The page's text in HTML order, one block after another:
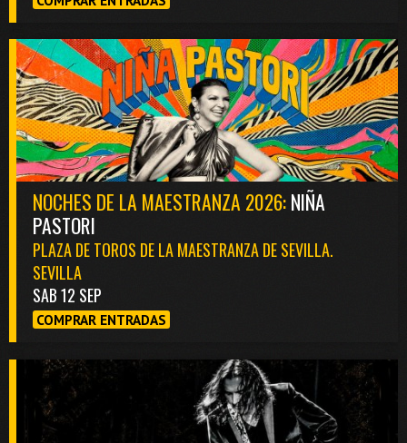
NOCHES DE LA MAESTRANZA 2026:NIÑA
PASTORI
PLAZA DE TOROS DE LA MAESTRANZA DE SEVILLA.
SEVILLA
SAB 12 SEP
COMPRAR ENTRADAS